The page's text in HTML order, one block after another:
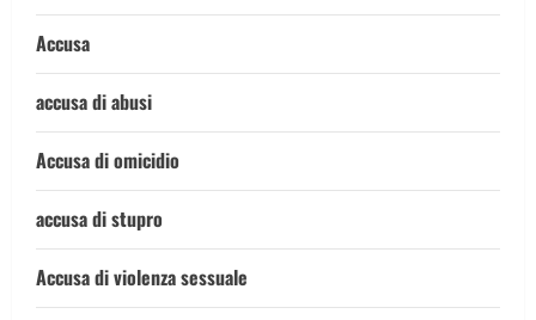
Accusa
accusa di abusi
Accusa di omicidio
accusa di stupro
Accusa di violenza sessuale